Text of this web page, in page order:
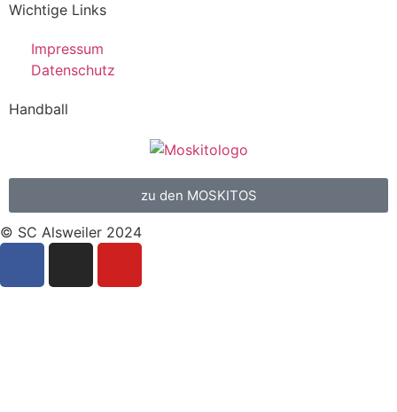
Wichtige Links
Impressum
Datenschutz
Handball
zu den MOSKITOS
© SC Alsweiler 2024